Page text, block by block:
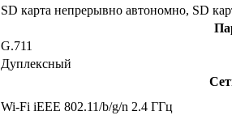
SD карта непрерывно автономно, SD
G.711
Дуплексный
Wi-Fi iEEE 802.11/b/g/n 2.4 ГГц